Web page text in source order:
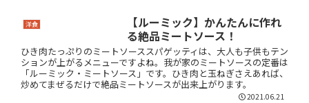
洋食
【ルーミック】かんたんに作れ
る絶品ミートソース！
ひき肉たっぷりのミートソーススパゲッティは、大人も子供もテン
ションが上がるメニューですよね。我が家のミートソースの定番は
「ルーミック・ミートソース」です。ひき肉と玉ねぎさえあれば、
炒めてまぜるだけで絶品ミートソースが出来上がります。
2021.06.21